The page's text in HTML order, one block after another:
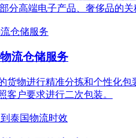
分高端电子产品、奢侈品的
流仓储服务​
货物进行精准分拣和个性化
客户要求进行二次包装。